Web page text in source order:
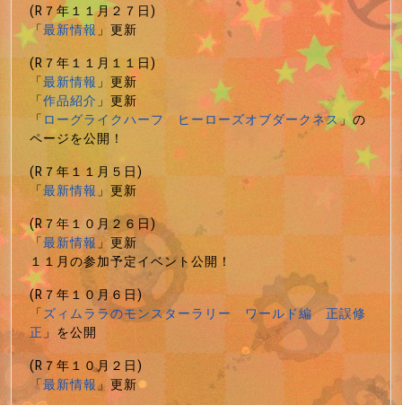
(R７年１１月２７日)
「最新情報」更新
(R７年１１月１１日)
「最新情報」更新
「作品紹介」更新
「ローグライクハーフ ヒーローズオブダークネス」の
ページを公開！
(R７年１１月５日)
「最新情報」更新
(R７年１０月２６日)
「最新情報」更新
１１月の参加予定イベント公開！
(R７年１０月６日)
「ズィムララのモンスターラリー ワールド編 正誤修
正」を公開
(R７年１０月２日)
「最新情報」更新